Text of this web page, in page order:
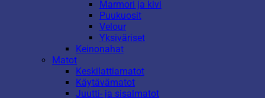
Marmori ja kivi
Puukuosit
Velour
Yksiväriset
Keinonahat
Matot
Keskilattiamatot
Käytävämatot
Juutti- ja sisalmatot